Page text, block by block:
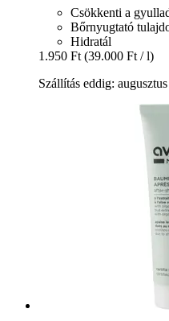
Csökkenti a
Bőrnyugtató
Hidratál
1.950 Ft (39.000 Ft / l)
Szállítás eddig: